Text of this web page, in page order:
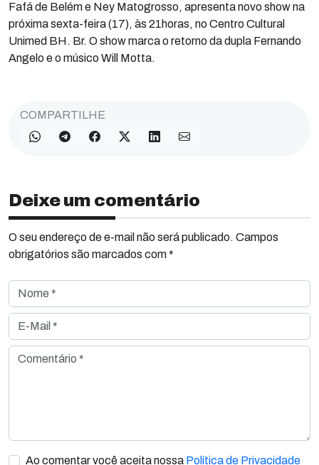
Fafá de Belém e Ney Matogrosso, apresenta novo show na
próxima sexta-feira (17), às 21horas, no Centro Cultural
Unimed BH. Br. O show marca o retorno da dupla Fernando
Angelo e o músico Will Motta.
COMPARTILHE
Deixe um comentário
O seu endereço de e-mail não será publicado. Campos
obrigatórios são marcados com *
Nome *
E-Mail *
Comentário *
Ao comentar você aceita nossa Política de Privacidade